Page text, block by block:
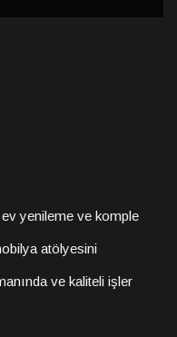
ev yenileme ve komple
atölyesini
ve kaliteli işler